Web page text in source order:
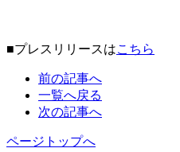
■プレスリリースはこちら
前の記事へ
一覧へ戻る
次の記事へ
ページトップへ